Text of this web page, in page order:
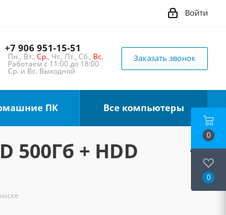
Войти
+7 906 951-15-51
Пн., Вт., Ср., Чт., Пт., Сб., Вс.
Работаем с 11:00 до 18:00
Ср. и Вс. Выходной
Заказать звонок
ПК Все компьютеры
500Гб + HDD
0
0